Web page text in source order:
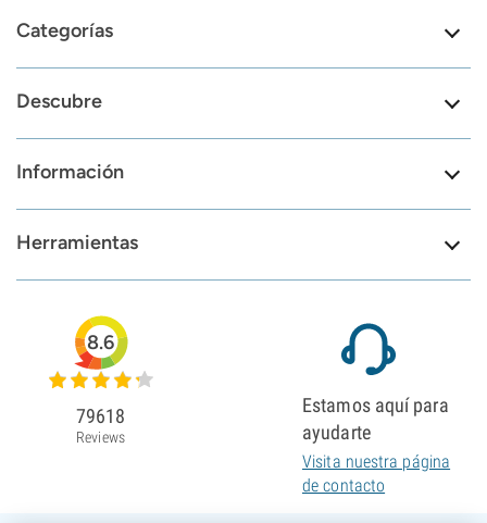
Categorías
Descubre
Información
Herramientas
8.6
79618
Reviews
Estamos aquí para
ayudarte
Visita nuestra página
de contacto